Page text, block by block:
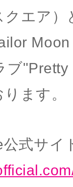
クエア
ブ
ます。
公式サイ